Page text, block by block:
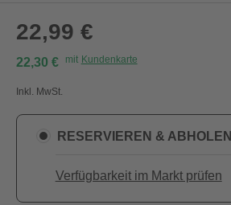
22,99 €
22,30 € mit Kundenkarte
Inkl. MwSt.
RESERVIEREN & ABHOLEN
Verfügbarkeit im Markt prüfen